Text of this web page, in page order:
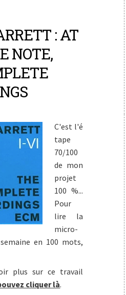
: AT
NOTE,
C'est l'é
tape
70/100
de mon
projet
100 %...
Pour
lire la
micro-
en 100 mots,
plus sur ce travail
cliquer là.